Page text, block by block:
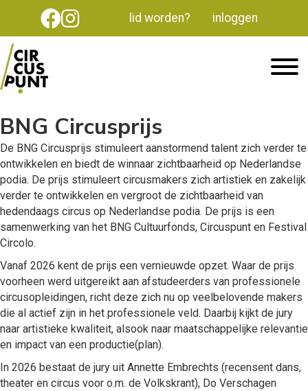
lid worden? inloggen
BNG Circusprijs
De BNG Circusprijs stimuleert aanstormend talent zich verder te
ontwikkelen en biedt de winnaar zichtbaarheid op Nederlandse
podia. De prijs stimuleert circusmakers zich artistiek en zakelijk
verder te ontwikkelen en vergroot de zichtbaarheid van
hedendaags circus op Nederlandse podia. De prijs is een
samenwerking van het BNG Cultuurfonds, Circuspunt en Festival
Circolo.
Vanaf 2026 kent de prijs een vernieuwde opzet. Waar de prijs
voorheen werd uitgereikt aan afstudeerders van professionele
circusopleidingen, richt deze zich nu op veelbelovende makers
die al actief zijn in het professionele veld. Daarbij kijkt de jury
naar artistieke kwaliteit, alsook naar maatschappelijke relevantie
en impact van een productie(plan).
In 2026 bestaat de jury uit Annette Embrechts (recensent dans,
theater en circus voor o.m. de Volkskrant), Do Verschagen